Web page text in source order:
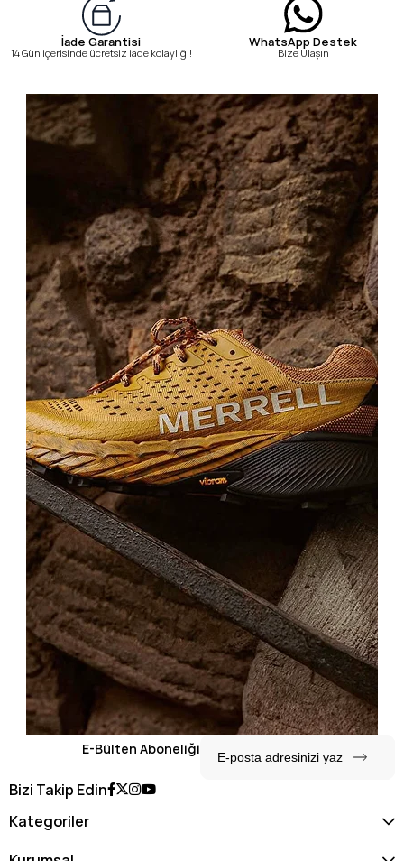
İade Garantisi
14 Gün içerisinde ücretsiz iade kolaylığı!
WhatsApp Destek
Bize Ulaşın
E-Bülten Aboneliği
Bizi Takip Edin
Kategoriler